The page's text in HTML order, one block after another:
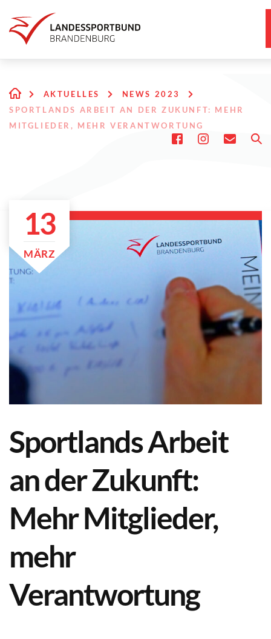
AKTUELLES
NEWS 2023
SPORTLANDS ARBEIT AN DER ZUKUNFT: MEHR
MITGLIEDER, MEHR VERANTWORTUNG
13
MÄRZ
Sportlands Arbeit
an der Zukunft:
Mehr Mitglieder,
mehr
Verantwortung